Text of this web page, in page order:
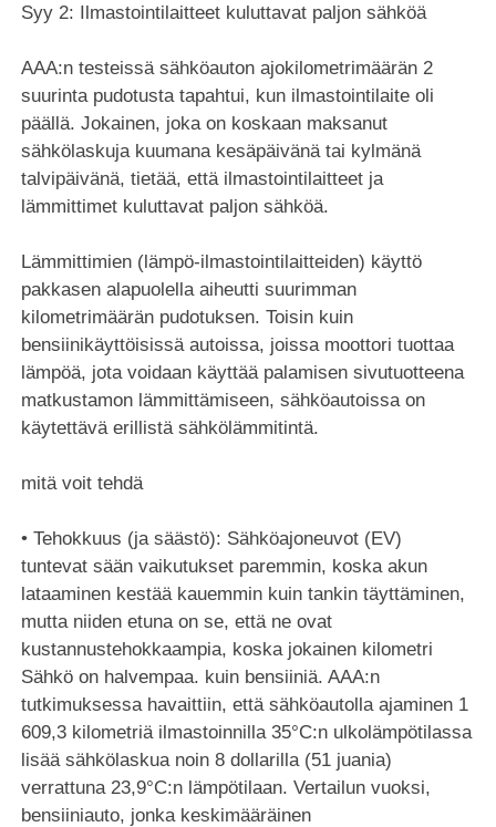
Syy 2: Ilmastointilaitteet kuluttavat paljon sähköä
AAA:n testeissä sähköauton ajokilometrimäärän 2
suurinta pudotusta tapahtui, kun ilmastointilaite oli
päällä. Jokainen, joka on koskaan maksanut
sähkölaskuja kuumana kesäpäivänä tai kylmänä
talvipäivänä, tietää, että ilmastointilaitteet ja
lämmittimet kuluttavat paljon sähköä.
Lämmittimien (lämpö-ilmastointilaitteiden) käyttö
pakkasen alapuolella aiheutti suurimman
kilometrimäärän pudotuksen. Toisin kuin
bensiinikäyttöisissä autoissa, joissa moottori tuottaa
lämpöä, jota voidaan käyttää palamisen sivutuotteena
matkustamon lämmittämiseen, sähköautoissa on
käytettävä erillistä sähkölämmitintä.
mitä voit tehdä
• Tehokkuus (ja säästö): Sähköajoneuvot (EV)
tuntevat sään vaikutukset paremmin, koska akun
lataaminen kestää kauemmin kuin tankin täyttäminen,
mutta niiden etuna on se, että ne ovat
kustannustehokkaampia, koska jokainen kilometri
Sähkö on halvempaa. kuin bensiiniä. AAA:n
tutkimuksessa havaittiin, että sähköautolla ajaminen 1
609,3 kilometriä ilmastoinnilla 35°C:n ulkolämpötilassa
lisää sähkölaskua noin 8 dollarilla (51 juania)
verrattuna 23,9°C:n lämpötilaan. Vertailun vuoksi,
bensiiniauto, jonka keskimääräinen